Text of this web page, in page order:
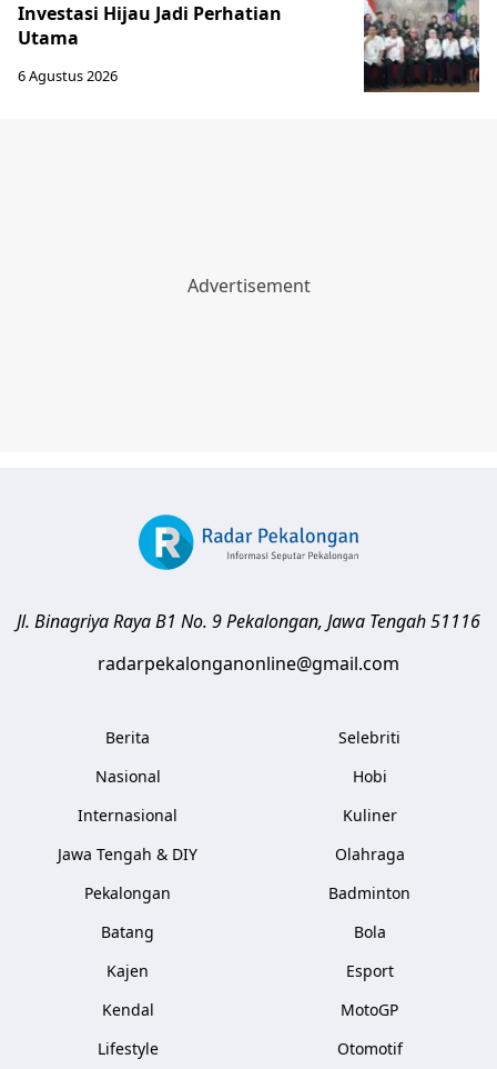
Investasi Hijau Jadi Perhatian
Utama
6 Agustus 2026
Jl. Binagriya Raya B1 No. 9Pekalongan, Jawa Tengah51116
radarpekalonganonline@gmail.com
Berita
Nasional
Internasional
Jawa Tengah & DIY
Pekalongan
Batang
Kajen
Kendal
Lifestyle
Selebriti
Hobi
Kuliner
Olahraga
Badminton
Bola
Esport
MotoGP
Otomotif